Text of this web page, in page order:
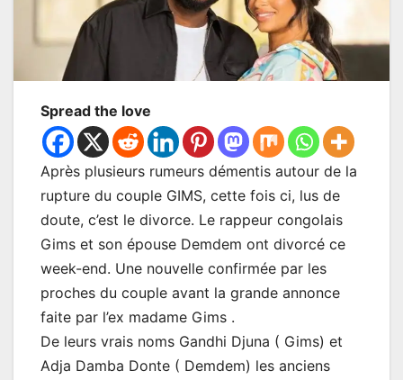
Spread the love
Après plusieurs rumeurs démentis autour de la
rupture du couple GIMS, cette fois ci, lus de
doute, c’est le divorce. Le rappeur congolais
Gims et son épouse Demdem ont divorcé ce
week-end. Une nouvelle confirmée par les
proches du couple avant la grande annonce
faite par l’ex madame Gims .
De leurs vrais noms Gandhi Djuna ( Gims) et
Adja Damba Donte ( Demdem) les anciens